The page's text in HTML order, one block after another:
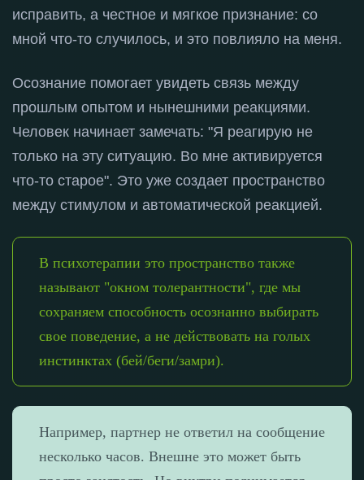
исправить, а честное и мягкое признание: со
мной что-то случилось, и это повлияло на меня.
Осознание помогает увидеть связь между
прошлым опытом и нынешними реакциями.
Человек начинает замечать: "Я реагирую не
только на эту ситуацию. Во мне активируется
что-то старое". Это уже создает пространство
между стимулом и автоматической реакцией.
В психотерапии это пространство также
называют "окном толерантности", где мы
сохраняем способность осознанно выбирать
свое поведение, а не действовать на голых
инстинктах (бей/беги/замри).
Например, партнер не ответил на сообщение
несколько часов. Внешне это может быть